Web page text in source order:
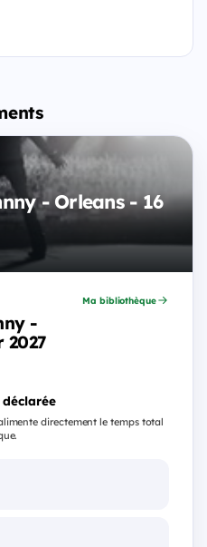
- Orleans - 16
-
2027
Ma bibliothèque
directement le temps total